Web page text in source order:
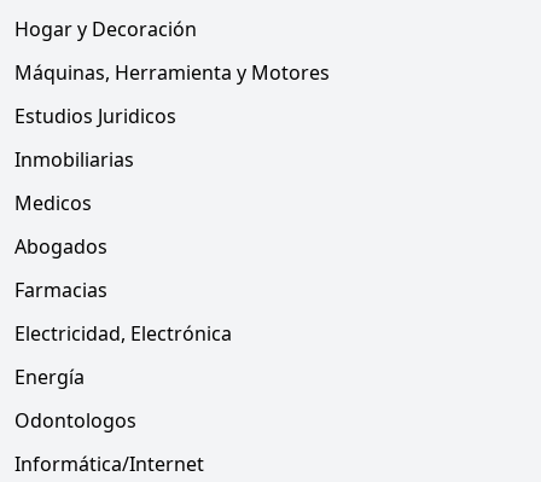
Hogar y Decoración
Máquinas, Herramienta y Motores
Estudios Juridicos
Inmobiliarias
Medicos
Abogados
Farmacias
Electricidad, Electrónica
Energía
Odontologos
Informática/Internet